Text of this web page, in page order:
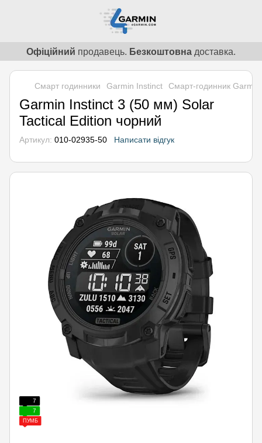
Офіційний продавець. Безкоштовна доставка.
Смарт годинники Garmin Instinct Смарт-годинник
Garmin Instinct 3 (50 мм) Solar
Tactical Edition чорний
Артикул: 010-02935-50 Написати відгук
7
7
ПУМБ